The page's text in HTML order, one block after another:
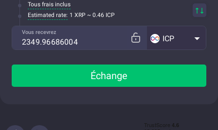
Tous frais inclus
Estimated rate: 1 XRP ~ 0.46 ICP
Vous recevrez
ICP
Échange